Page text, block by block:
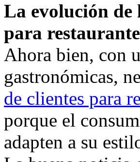
La evolución de
para
Ahora bien, con
gastronómicas,
de clientes para
porque el
adapten a su